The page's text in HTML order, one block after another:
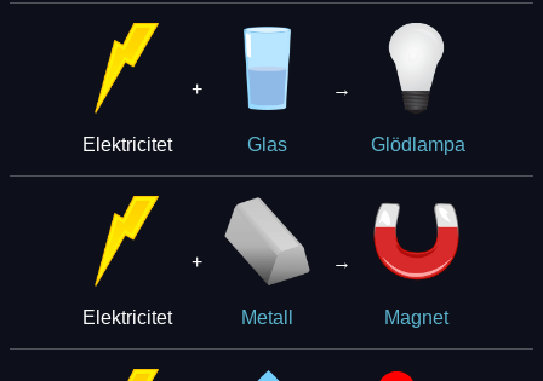
Elektricitet
+
Glas
→
Glödlampa
Elektricitet
+
Metall
→
Magnet